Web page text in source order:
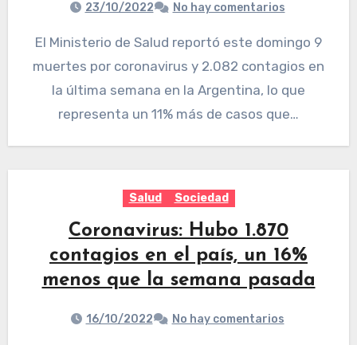
23/10/2022 No hay comentarios
El Ministerio de Salud reportó este domingo 9
muertes por coronavirus y 2.082 contagios en
la última semana en la Argentina, lo que
representa un 11% más de casos que…
Salud Sociedad
Coronavirus: Hubo 1.870
contagios en el país, un 16%
menos que la semana pasada
16/10/2022 No hay comentarios